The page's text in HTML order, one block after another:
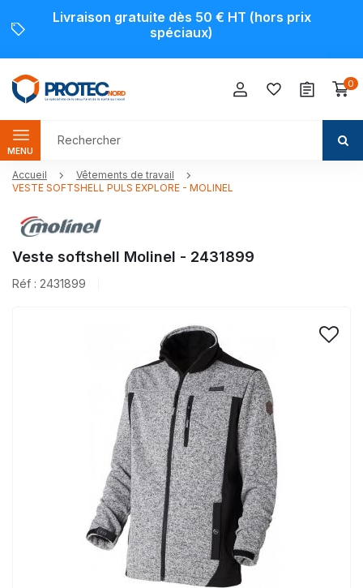
Livraison gratuite dès 50 € HT (hors prix
spéciaux)
0
MENU
Accueil
Vêtements de travail
VESTE SOFTSHELL PULS EXPLORE - MOLINEL
Veste softshell Molinel - 2431899
Réf : 2431899